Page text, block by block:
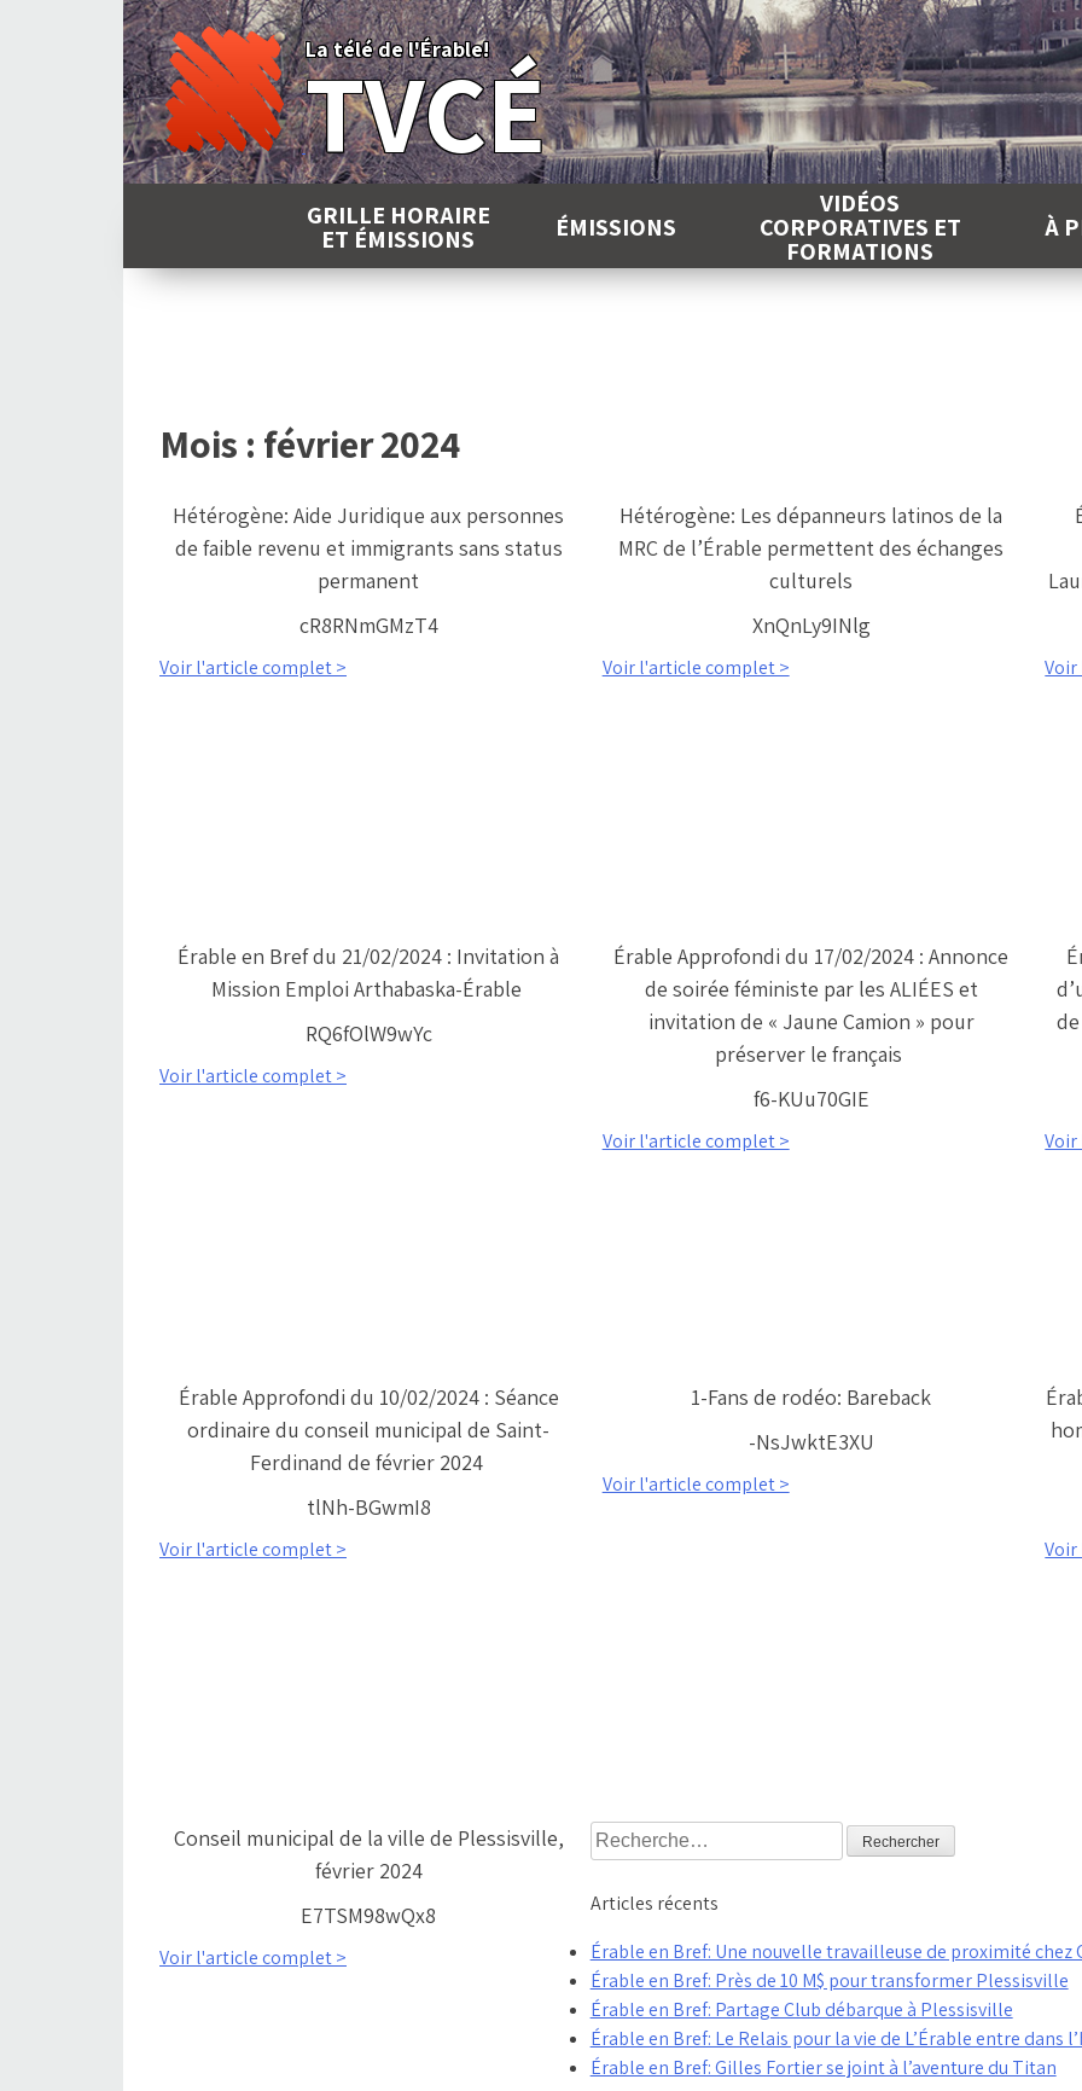
La télé de l'Érable!
TVCÉ
GRILLE HORAIRE
ET ÉMISSIONS ÉMISSIONS
VIDÉOS
CORPORATIVES ET
FORMATIONS
À
Mois : février 2024
Hétérogène: Aide Juridique aux personnes
de faible revenu et immigrants sans status
permanent
cR8RNmGMzT4
Voir l'article complet >
Hétérogène: Les dépanneurs latinos de la
MRC de l’Érable permettent des échanges
culturels
XnQnLy9INlg
Voir l'article complet >
Érable en Bref du 21/02/2024 : Invitation à
Mission Emploi Arthabaska-Érable
RQ6fOlW9wYc
Voir l'article complet >
Érable Approfondi du 17/02/2024 : Annonce
de soirée féministe par les ALIÉES et
invitation de « Jaune Camion » pour
préserver le français
f6-KUu70GIE
Voir l'article complet >
Érable Approfondi du 10/02/2024 : Séance
ordinaire du conseil municipal de Saint-
Ferdinand de février 2024
tlNh-BGwmI8
Voir l'article complet >
1-Fans de rodéo: Bareback
-NsJwktE3XU
Voir l'article complet >
Conseil municipal de la ville de Plessisville,
février 2024
E7TSM98wQx8
Voir l'article complet >
Rechercher :
Articles récents
Érable en Bref: Une nouvelle travailleuse de proximité chez
Érable en Bref: Près de 10 M$ pour transformer Plessisville
Érable en Bref: Partage Club débarque à Plessisville
Érable en Bref: Le Relais pour la vie de L’Érable entre dans
Érable en Bref: Gilles Fortier se joint à l’aventure du Titan